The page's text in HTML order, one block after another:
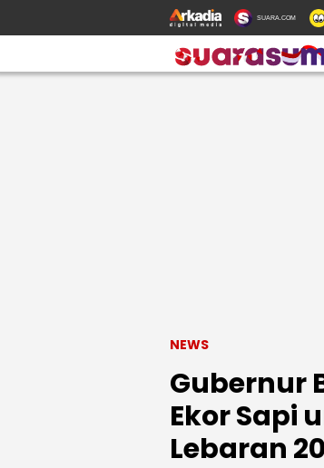
SUARA.COM
NEWS
Gubernur
Ekor Sapi
Lebaran